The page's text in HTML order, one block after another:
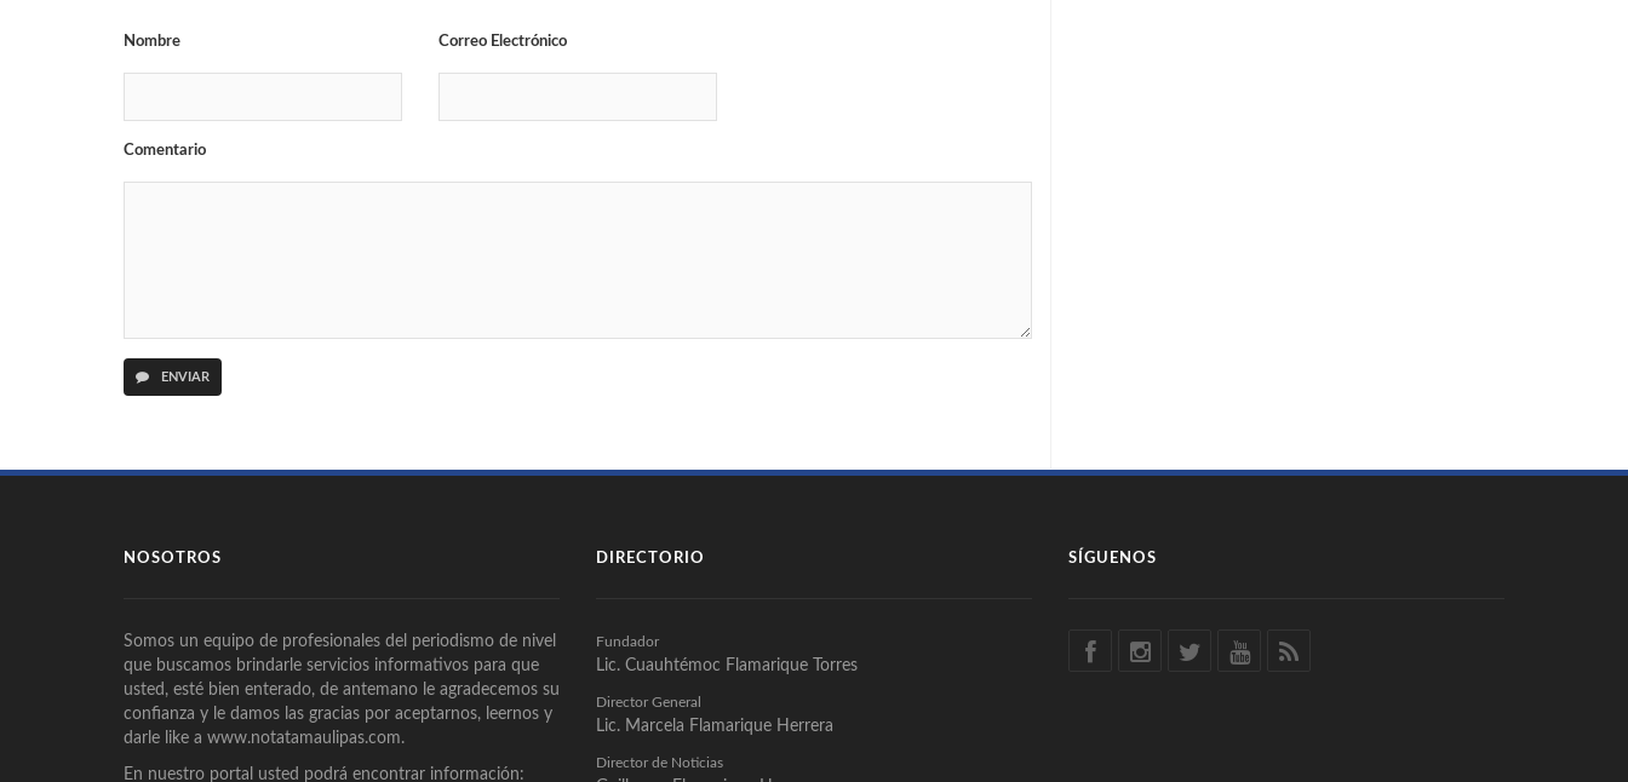
Nombre Correo Electrónico
Comentario
ENVIAR
NOSOTROS
Somos un equipo de profesionales del periodismo de nivel
que buscamos brindarle servicios informativos para que
usted, esté bien enterado, de antemano le agradecemos su
confianza y le damos las gracias por aceptarnos, leernos y
darle like a www.notatamaulipas.com.
En nuestro portal usted podrá encontrar información:
DIRECTORIO
Fundador
Lic. Cuauhtémoc Flamarique Torres
Director General
Lic. Marcela Flamarique Herrera
Director de Noticias
SÍGUENOS